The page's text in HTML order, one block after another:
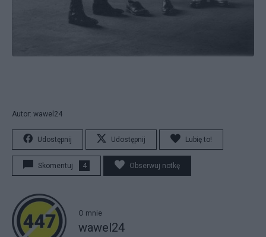
Autor: wawel24
Udostępnij Udostępnij Lubię to!
Skomentuj 4 Obserwuj notkę
O mnie
wawel24